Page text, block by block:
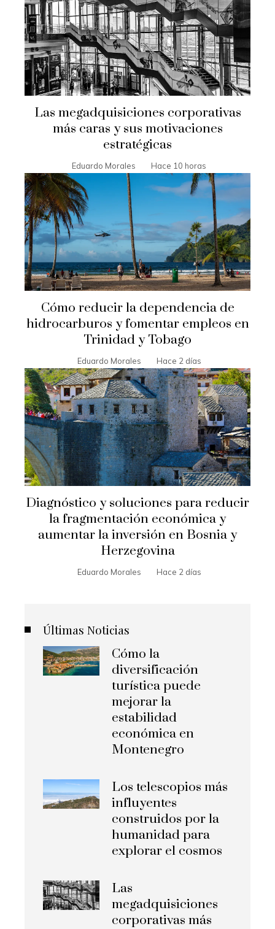
Las megadquisiciones corporativas
más caras y sus motivaciones
estratégicas
Eduardo Morales Hace 10 horas
Cómo reducir la dependencia de
hidrocarburos y fomentar empleos en
Trinidad y Tobago
Eduardo Morales Hace 2 días
Diagnóstico y soluciones para reducir
la fragmentación económica y
aumentar la inversión en Bosnia y
Herzegovina
Eduardo Morales Hace 2 días
Últimas Noticias
Cómo la
diversificación
turística puede
mejorar la
estabilidad
económica en
Montenegro
Los telescopios más
influyentes
construidos por la
humanidad para
explorar el cosmos
Las
megadquisiciones
corporativas más